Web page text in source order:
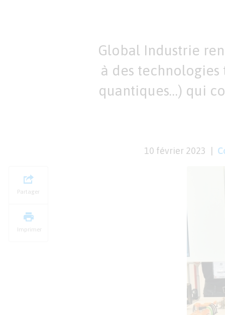
Global Industrie
à des
quantiques…) qui
10 février 2023
Partager
Imprimer